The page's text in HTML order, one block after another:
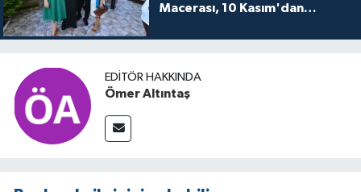
Macerası, 10 Kasım'dan
buluşuyo
EDITÖR HAKKINDA
Ömer Altıntaş